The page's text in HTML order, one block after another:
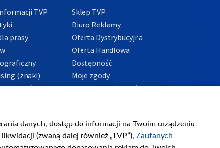
TVP
prasy
(znaki)
Sklep TVP
Biuro Reklamy
Oferta Dystrybucyjna
Oferta Handlowa
Dostępność
Moje zgody
Procedura zgłoszeń
danych, dostęp do informacji na Twoim urządzeniu
(zwaną dalej również „TVP”), Zaufanych